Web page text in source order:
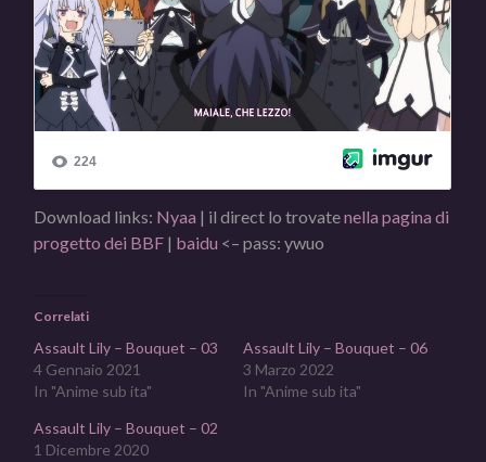
Download links: Nyaa | il direct lo trovatenella pagina di
progetto dei BBF | baidu <– pass: ywuo
Correlati
Assault Lily – Bouquet – 03
4 Gennaio 2021
In "Anime sub ita"
Assault Lily – Bouquet – 06
3 Marzo 2022
In "Anime sub ita"
Assault Lily – Bouquet – 02
1 Dicembre 2020